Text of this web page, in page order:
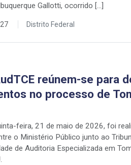
Gallotti, ocorrido […]
Distrito Federal
reúnem-se para
no processo de
feira, 21 de maio de 2026, foi
o Ministério Público junto ao
de Auditoria Especializada em